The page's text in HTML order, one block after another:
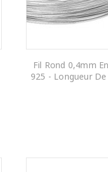
Fil Rond 0,4mm
925 - Longueur